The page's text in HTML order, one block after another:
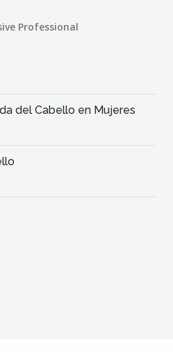
Professional
del Cabello en Mujeres